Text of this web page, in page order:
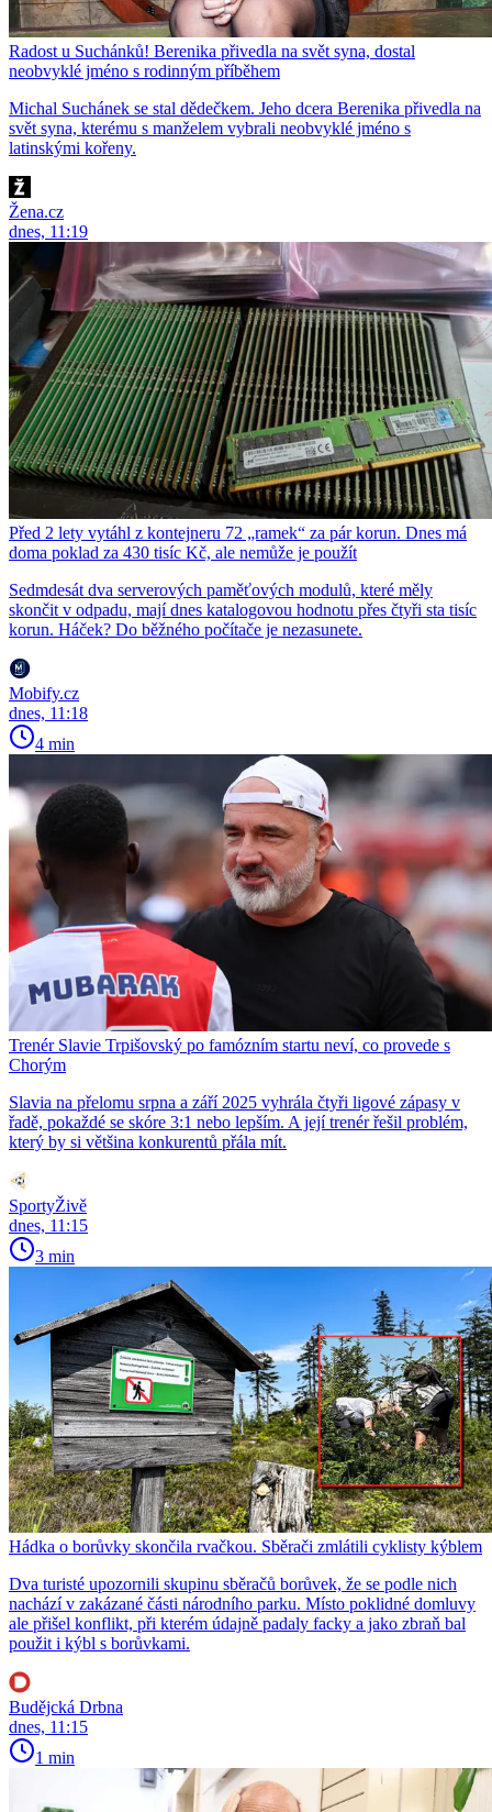
Radost u Suchánků! Berenika přivedla na svět syna, dostal
neobvyklé jméno s rodinným příběhem
Michal Suchánek se stal dědečkem. Jeho dcera Berenika přivedla na
svět syna, kterému s manželem vybrali neobvyklé jméno s
latinskými kořeny.
Žena.cz
dnes, 11:19
Před 2 lety vytáhl z kontejneru 72 „ramek“ za pár korun. Dnes má
doma poklad za 430 tisíc Kč, ale nemůže je použít
Sedmdesát dva serverových paměťových modulů, které měly
skončit v odpadu, mají dnes katalogovou hodnotu přes čtyři sta tisíc
korun. Háček? Do běžného počítače je nezasunete.
Mobify.cz
dnes, 11:18
4 min
Trenér Slavie Trpišovský po famózním startu neví, co provede s
Chorým
Slavia na přelomu srpna a září 2025 vyhrála čtyři ligové zápasy v
řadě, pokaždé se skóre 3:1 nebo lepším. A její trenér řešil problém,
který by si většina konkurentů přála mít.
SportyŽivě
dnes, 11:15
3 min
Hádka o borůvky skončila rvačkou. Sběrači zmlátili cyklisty kýblem
Dva turisté upozornili skupinu sběračů borůvek, že se podle nich
nachází v zakázané části národního parku. Místo poklidné domluvy
ale přišel konflikt, při kterém údajně padaly facky a jako zbraň bal
použit i kýbl s borůvkami.
Budějcká Drbna
dnes, 11:15
1 min